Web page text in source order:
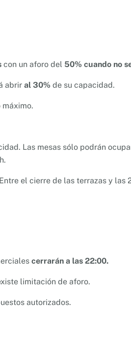
con un aforo del 50% cuando no
abrir al 30% de su capacidad.
Las mesas sólo podrán
el cierre de las terrazas y las
cerrarán a las 22:00.
limitación de aforo.
autorizados.